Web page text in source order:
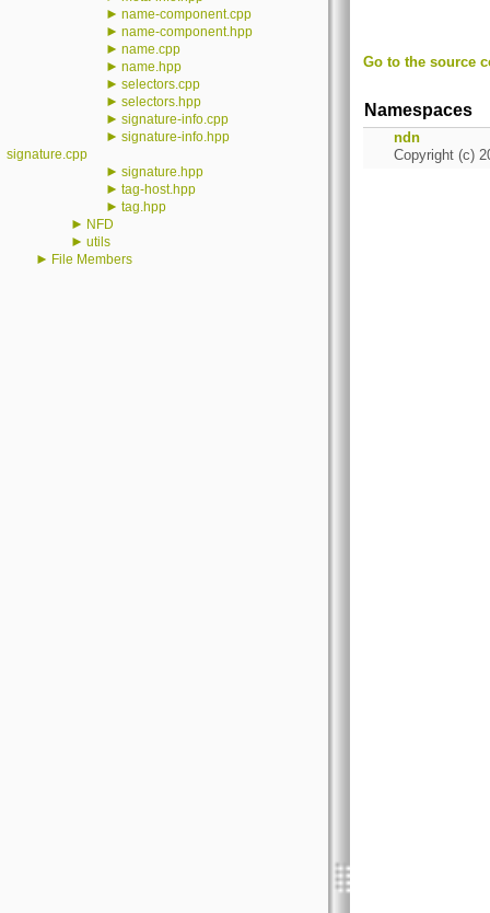
► name-component.cpp
► name-component.hpp
► name.cpp
► name.hpp
► selectors.cpp
► selectors.hpp
► signature-info.cpp
► signature-info.hpp
signature.cpp
► signature.hpp
► tag-host.hpp
► tag.hpp
► NFD
► utils
► File Members
Go to the source
Namespaces
ndn
Copyright (c)